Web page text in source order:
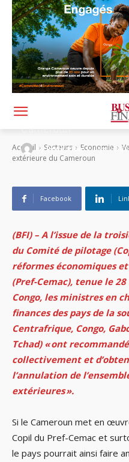
Accueil Secteurs Economie
extérieure du Cameroun
Vers une annulation
Cameroun
By Rédaction - 1 avril 2020
Facebook
(BFI) – A l’issue de la
du Comité de pilotage
réformes économiques
(Pref-Cemac), tenue le
Congo, les ministres en
finances des pays de la
Centrafrique, Congo,
Tchad) « ont
collectivement et
l’annulation de
extérieures ».
Si le Cameroun met en
Copil du Pref-Cemac et
le pays pourrait ainsi faire